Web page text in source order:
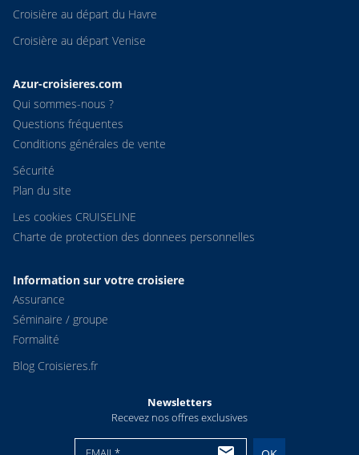
Croisière au départ du Havre
Croisière au départ Venise
Azur-croisieres.com
Qui sommes-nous ?
Questions fréquentes
Conditions générales de vente
Sécurité
Plan du site
Les cookies CRUISELINE
Charte de protection des donnees personnelles
Information sur votre croisiere
Assurance
Séminaire / groupe
Formalité
Blog Croisieres.fr
Newsletters
Recevez nos offres exclusives